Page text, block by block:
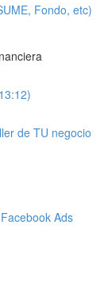
Fondo, etc)
de TU negocio
Ads